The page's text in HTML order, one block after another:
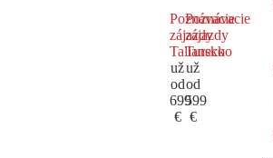
Poznávacie
zájazdy
Taliansko
už
od
699
€
Poznávacie
zájazdy
Turecko
už
od
599
€